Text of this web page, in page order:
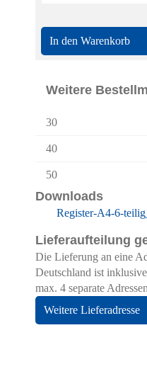
In den Warenkorb
Weitere
30
40
50
Downloads
Register-A4-6-
Lieferaufteilung
Die Lieferung an eine
Deutschland ist
max. 4 separate
Weitere Lieferadresse
Hier finden Sie eine